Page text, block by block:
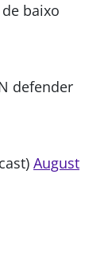
baixo
defender
August